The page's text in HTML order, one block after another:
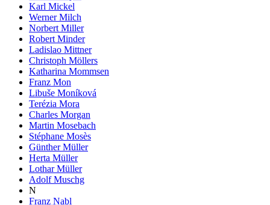
Karl Mickel
Werner Milch
Norbert Miller
Robert Minder
Ladislao Mittner
Christoph Möllers
Katharina Mommsen
Franz Mon
Libuše Moníková
Terézia Mora
Charles Morgan
Martin Mosebach
Stéphane Mosès
Günther Müller
Herta Müller
Lothar Müller
Adolf Muschg
N
Franz Nabl